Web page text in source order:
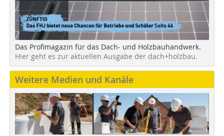
Das Profimagazin für das Dach- und Holzbauhandwerk.
Hier geht es zur aktuellen Ausgabe der dach+holzbau.
Weitere Medien und Kanäle